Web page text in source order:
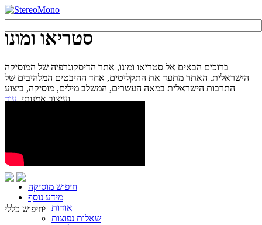
סטריאו ומונו
ברוכים הבאים אל סטריאו ומונו, אתר הדיסקוגרפיה של המוסיקה
הישראלית. האתר מתעד את התקליטים, אחד ההיבטים המלהיבים של
התרבות הישראלית במאה העשרים, המשלב מילים, מוסיקה, ביצוע
ועיצוב אמנותי.עוד...
חיפוש מוסיקה
מידע נוסף
אודות
שאלות נפוצות
חיפוש כללי